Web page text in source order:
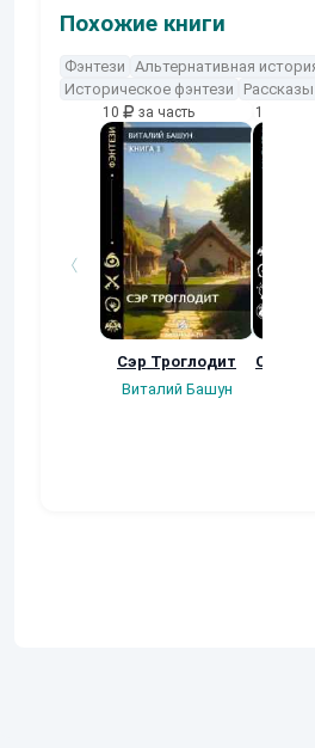
Похожие книги
Фэнтези Альтернативная
Историческое фэнтези
Рассказы
10 за часть
Сэр Троглодит
Виталий Башун
10